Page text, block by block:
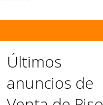
Últimos
anuncios de